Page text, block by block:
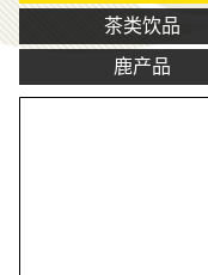
茶类饮品
鹿产品